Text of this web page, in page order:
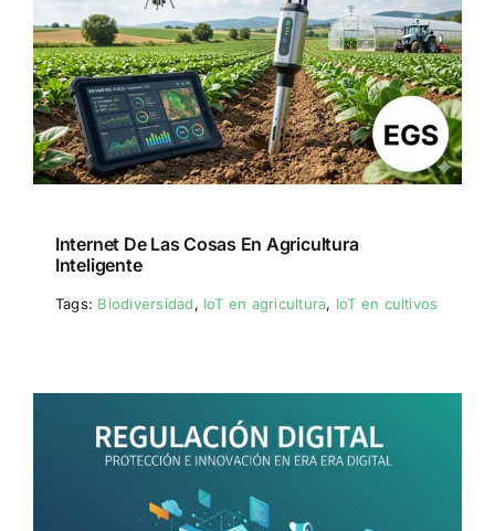
Internet De Las Cosas En Agricultura
Inteligente
Tags: Biodiversidad, IoT en agricultura, IoT en cultivos